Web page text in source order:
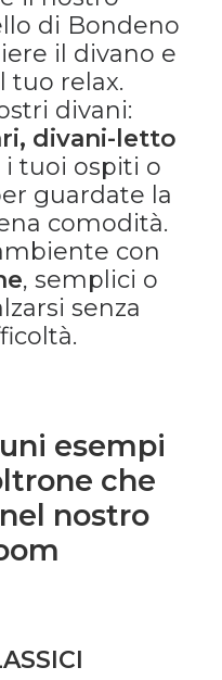
di Bondeno
il divano e
tuo relax.
divani:
divani-letto
i tuoi ospiti o
guardate la
comodità.
con
, semplici o
senza
esempi
che
nostro